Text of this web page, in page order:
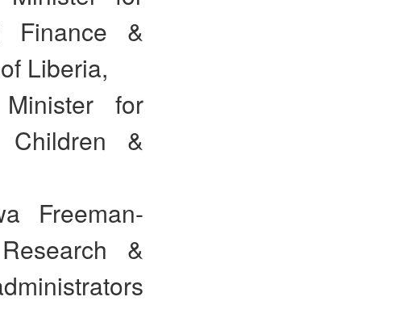
Finance &
Liberia,
for
Children &
Freeman-
&